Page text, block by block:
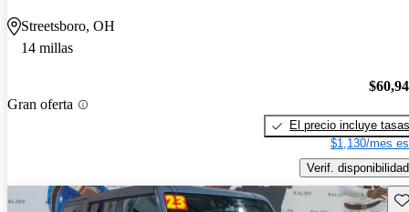
Streetsboro, OH
14 millas
Gran oferta
El precio incluye tasas
$1,130/mes
Verif. disponibilidad